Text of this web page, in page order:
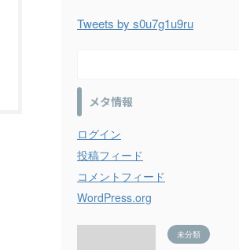
Tweets by s0u7g1u9ru
メタ情報
ログイン
投稿フィード
コメントフィード
WordPress.org
未分類